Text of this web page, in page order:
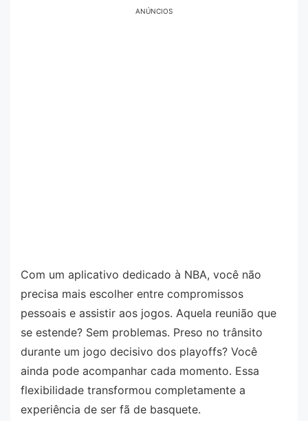
ANÚNCIOS
Com um aplicativo dedicado à NBA, você não
precisa mais escolher entre compromissos
pessoais e assistir aos jogos. Aquela reunião que
se estende? Sem problemas. Preso no trânsito
durante um jogo decisivo dos playoffs? Você
ainda pode acompanhar cada momento. Essa
flexibilidade transformou completamente a
experiência de ser fã de basquete.